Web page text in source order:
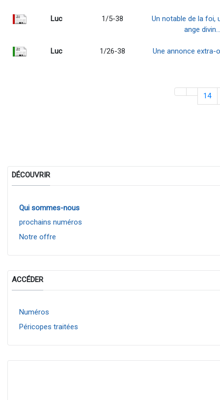
Luc 1/5-38
Un notable de la foi,
ange
Luc 1/26-38 Une annonce extra-
14
DÉCOUVRIR
Qui sommes-nous
prochains numéros
Notre offre
ACCÉDER
Numéros
Péricopes traitées